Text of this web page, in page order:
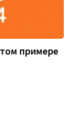
примере